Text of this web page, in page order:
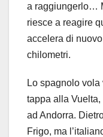
a raggiungerlo…
riesce a reagire
accelera di
chilometri.
Lo spagnolo
tappa alla
ad Andorra.
Frigo, ma